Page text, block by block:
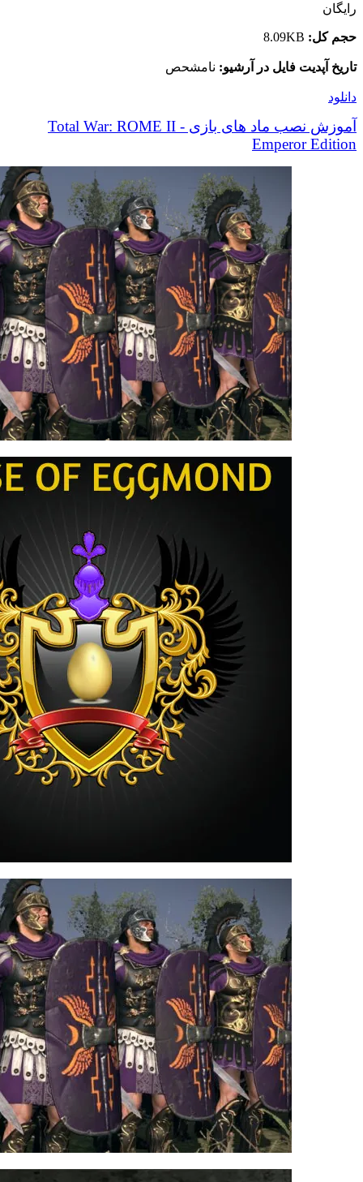
رایگان
حجم کل: 8.09KB
تاریخ آپدیت فایل در آرشیو: نامشحص
دانلود
آموزش نصب ماد های بازی Total War: ROME II -
Emperor Edition